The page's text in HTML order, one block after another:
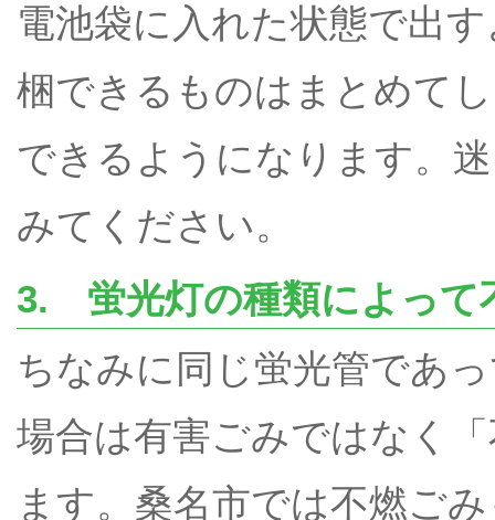
電池袋に入れた状態で出
梱できるものはまとめて
できるようになります。
みてください。
3. 蛍光灯の種類によって
ちなみに同じ蛍光管であ
場合は有害ごみではなく
ます。桑名市では不燃ご